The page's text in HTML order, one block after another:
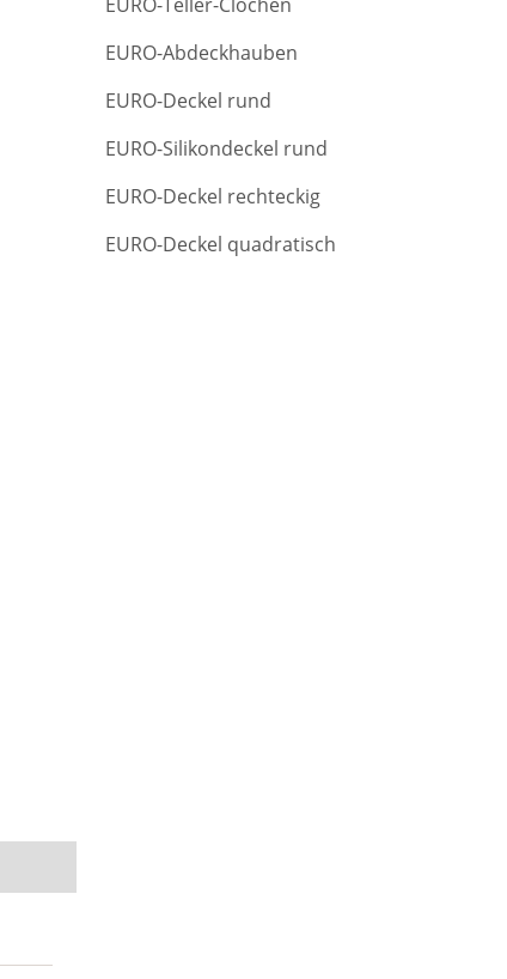
r
h
EURO-Abdeckhauben
EURO-Deckel rund
EURO-Silikondeckel rund
EURO-Deckel rechteckig
EURO-Deckel quadratisch